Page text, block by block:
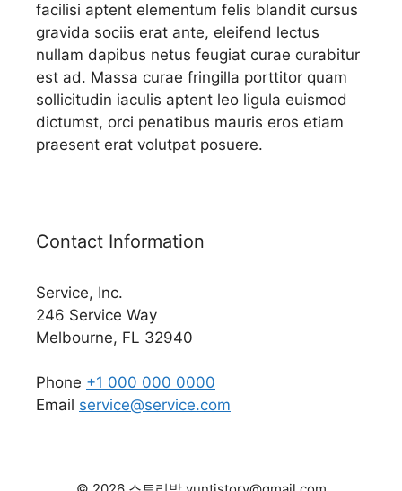
facilisi aptent elementum felis blandit cursus
gravida sociis erat ante, eleifend lectus
nullam dapibus netus feugiat curae curabitur
est ad. Massa curae fringilla porttitor quam
sollicitudin iaculis aptent leo ligula euismod
dictumst, orci penatibus mauris eros etiam
praesent erat volutpat posuere.
Contact Information
Service, Inc.
246 Service Way
Melbourne, FL 32940
Phone +1 000 000 0000
Email service@service.com